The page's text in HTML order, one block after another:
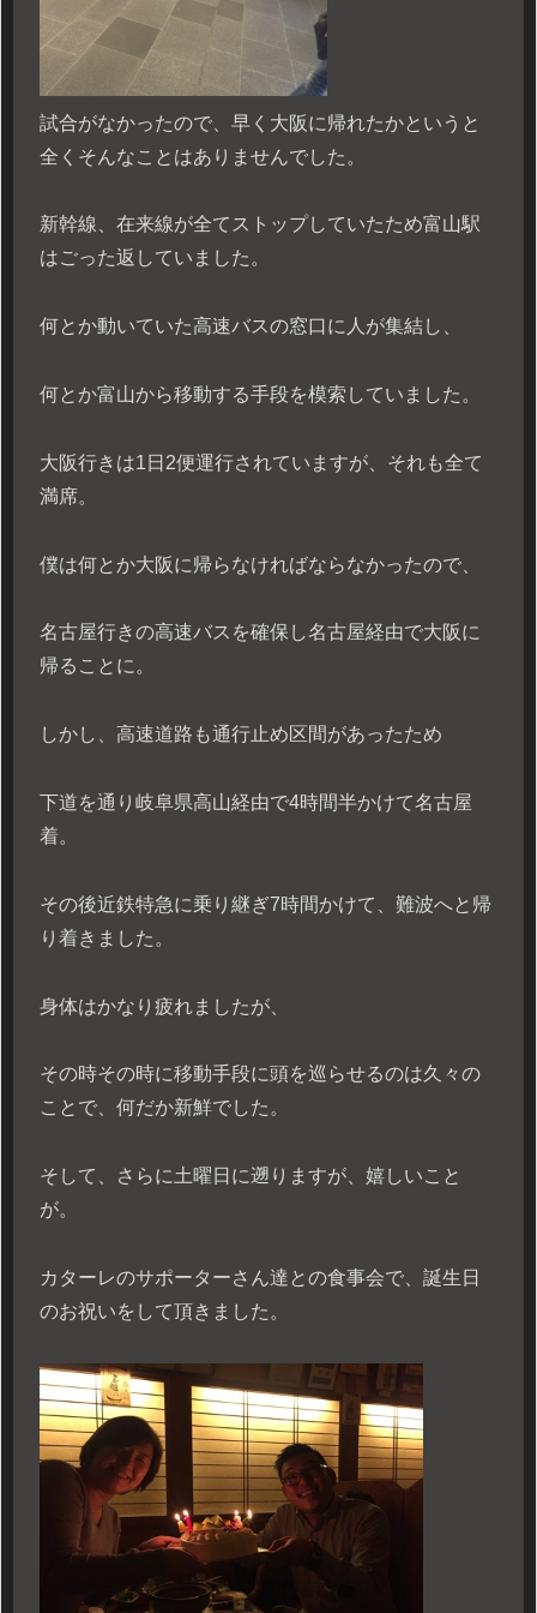
試合がなかったので、早く大阪に帰れたかというと
全くそんなことはありませんでした。
新幹線、在来線が全てストップしていたため富山駅
はごった返していました。
何とか動いていた高速バスの窓口に人が集結し、
何とか富山から移動する手段を模索していました。
大阪行きは1日2便運行されていますが、それも全て
満席。
僕は何とか大阪に帰らなければならなかったので、
名古屋行きの高速バスを確保し名古屋経由で大阪に
帰ることに。
しかし、高速道路も通行止め区間があったため
下道を通り岐阜県高山経由で4時間半かけて名古屋
着。
その後近鉄特急に乗り継ぎ7時間かけて、難波へと帰
り着きました。
身体はかなり疲れましたが、
その時その時に移動手段に頭を巡らせるのは久々の
ことで、何だか新鮮でした。
そして、さらに土曜日に遡りますが、嬉しいこと
が。
カターレのサポーターさん達との食事会で、誕生日
のお祝いをして頂きました。